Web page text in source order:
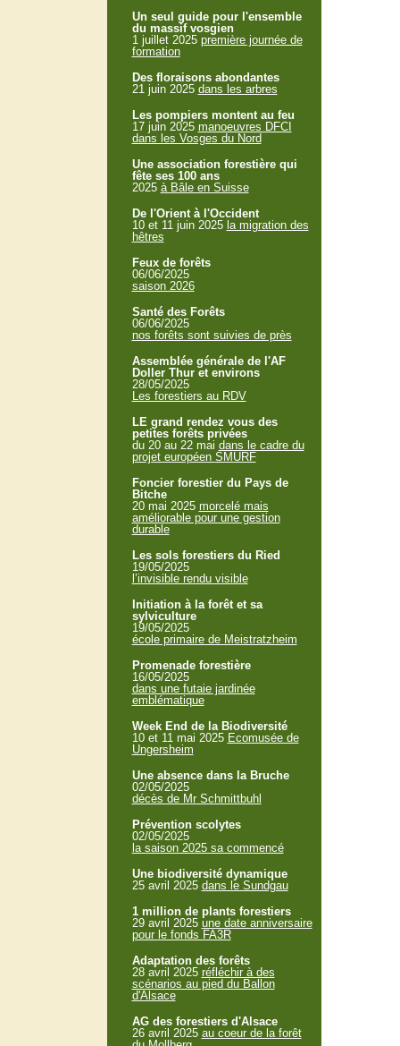
Un seul guide pour l'ensemble
du massif vosgien
1 juillet 2025 première journée de
formation
Des floraisons abondantes
21 juin 2025 dans les arbres
Les pompiers montent au feu
17 juin 2025 manoeuvres DFCI
dans les Vosges du Nord
Une association forestière qui
fête ses 100 ans
2025 à Bâle en Suisse
De l'Orient à l'Occident
10 et 11 juin 2025 la migration des
hêtres
Feux de forêts
06/06/2025
saison 2026
Santé des Forêts
06/06/2025
nos forêts sont suivies de près
Assemblée générale de l'AF
Doller Thur et environs
28/05/2025
Les forestiers au RDV
LE grand rendez vous des
petites forêts privées
du 20 au 22 mai dans le cadre du
projet européen SMURF
Foncier forestier du Pays de
Bitche
20 mai 2025 morcelé mais
améliorable pour une gestion
durable
Les sols forestiers du Ried
19/05/2025
l’invisible rendu visible
Initiation à la forêt et sa
sylviculture
19/05/2025
école primaire de Meistratzheim
Promenade forestière
16/05/2025
dans une futaie jardinée
emblématique
Week End de la Biodiversité
10 et 11 mai 2025 Ecomusée de
Ungersheim
Une absence dans la Bruche
02/05/2025
décès de Mr Schmittbuhl
Prévention scolytes
02/05/2025
la saison 2025 sa commencé
Une biodiversité dynamique
25 avril 2025 dans le Sundgau
1 million de plants forestiers
29 avril 2025 une date anniversaire
pour le fonds FA3R
Adaptation des forêts
28 avril 2025 réfléchir à des
scénarios au pied du Ballon
d'Alsace
AG des forestiers d'Alsace
26 avril 2025 au coeur de la forêt